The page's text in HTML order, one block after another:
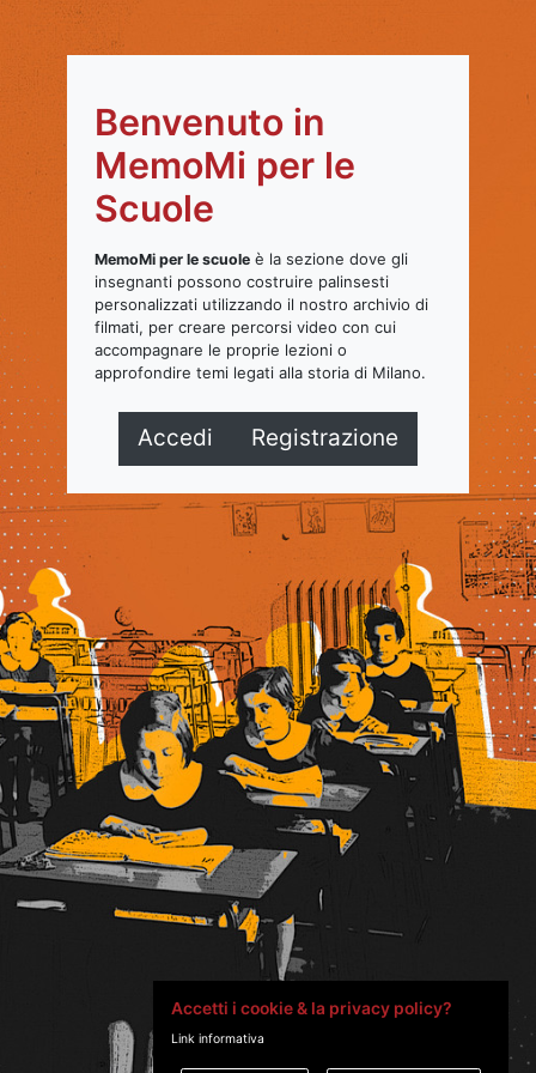
Benvenuto in
MemoMi per le
Scuole
MemoMi per le scuoleè la sezione dove gli
insegnanti possono costruire palinsesti
personalizzati utilizzando il nostro archivio di
filmati, per creare percorsi video con cui
accompagnare le proprie lezioni o
approfondire temi legati alla storia di Milano.
Accedi Registrazione
Accetti i cookie & la privacy policy?
Link informativa